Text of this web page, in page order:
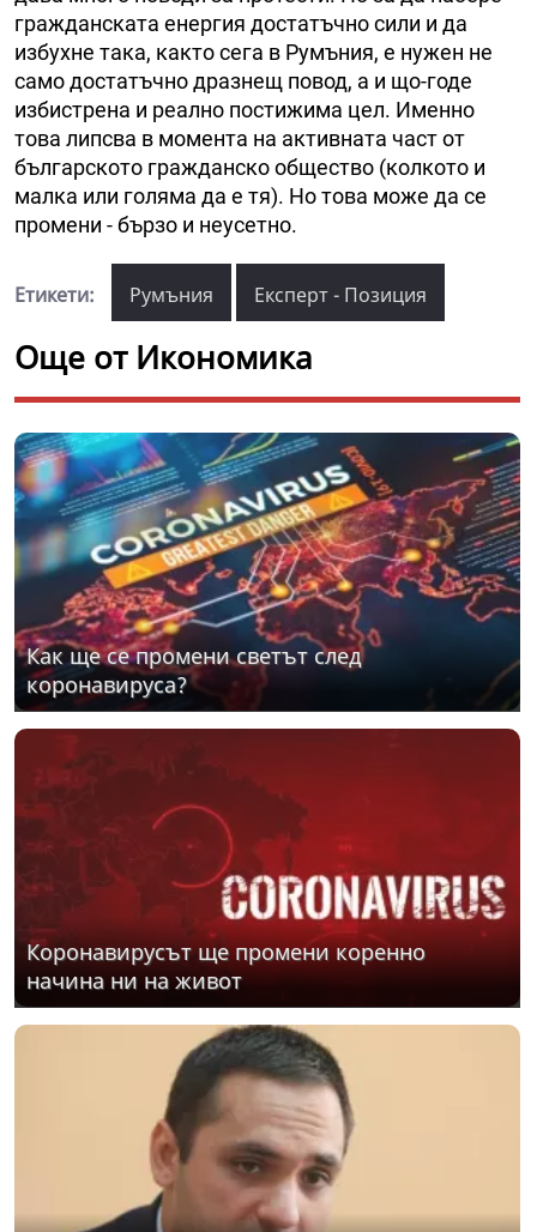
гражданската енергия достатъчно сили и да
избухне така, както сега в Румъния, е нужен не
само достатъчно дразнещ повод, а и що-годе
избистрена и реално постижима цел. Именно
това липсва в момента на активната част от
българското гражданско общество (колкото и
малка или голяма да е тя). Но това може да се
промени - бързо и неусетно.
Етикети: Румъния Експерт - Позиция
Още от Икономика
Как ще се промени светът след
коронавируса?
Коронавирусът ще промени коренно
начина ни на живот